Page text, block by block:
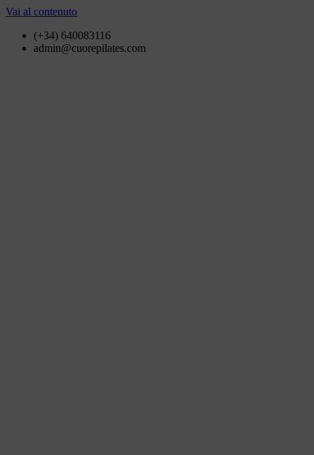
Vai al contenuto
(+34) 640083116
admin@cuorepilates.com